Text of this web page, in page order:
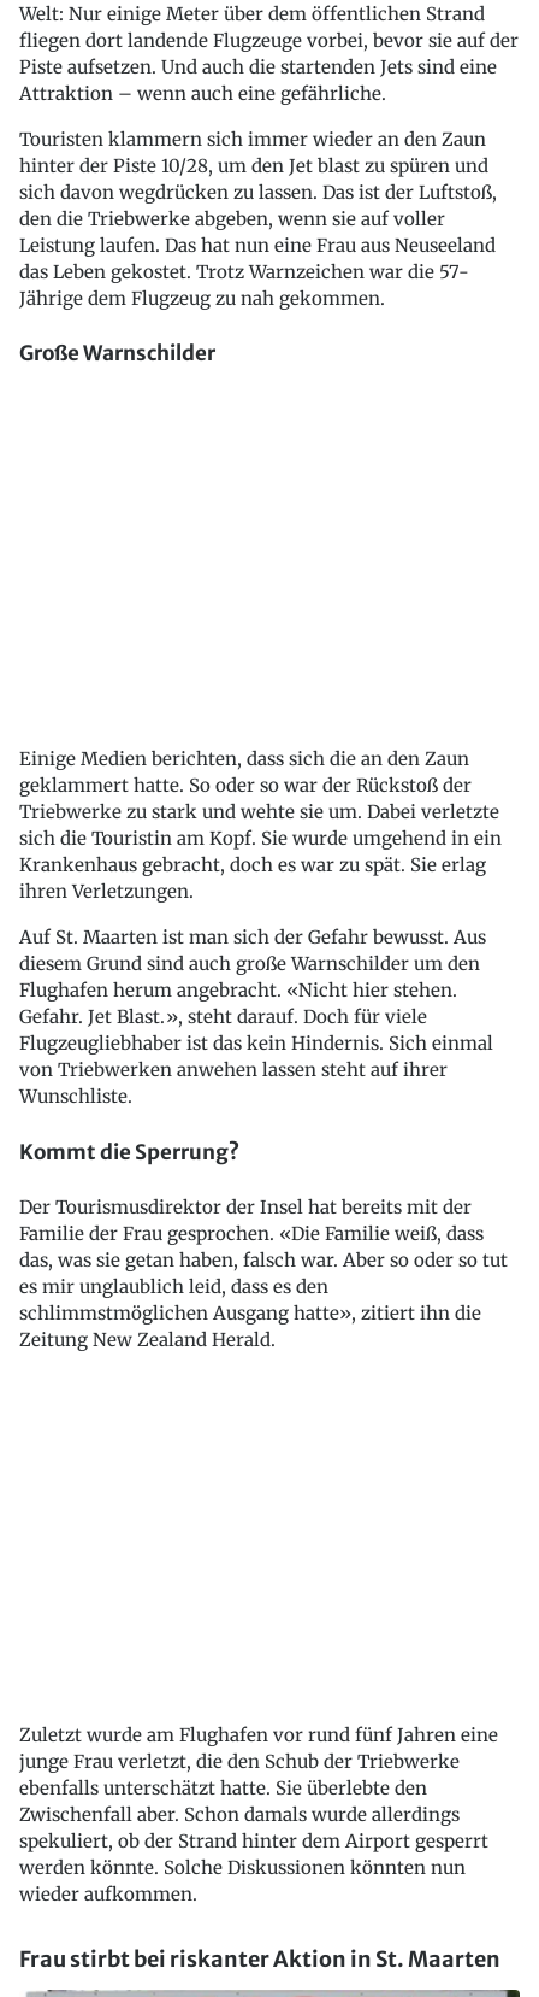
Welt: Nur einige Meter über dem öffentlichen Strand
fliegen dort landende Flugzeuge vorbei, bevor sie auf der
Piste aufsetzen. Und auch die startenden Jets sind eine
Attraktion – wenn auch eine gefährliche.
Touristen klammern sich immer wieder an den Zaun
hinter der Piste 10/28, um den Jet blast zu spüren und
sich davon wegdrücken zu lassen. Das ist der Luftstoß,
den die Triebwerke abgeben, wenn sie auf voller
Leistung laufen. Das hat nun eine Frau aus Neuseeland
das Leben gekostet. Trotz Warnzeichen war die 57-
Jährige dem Flugzeug zu nah gekommen.
Große Warnschilder
Einige Medien berichten, dass sich die an den Zaun
geklammert hatte. So oder so war der Rückstoß der
Triebwerke zu stark und wehte sie um. Dabei verletzte
sich die Touristin am Kopf. Sie wurde umgehend in ein
Krankenhaus gebracht, doch es war zu spät. Sie erlag
ihren Verletzungen.
Auf St. Maarten ist man sich der Gefahr bewusst. Aus
diesem Grund sind auch große Warnschilder um den
Flughafen herum angebracht. «Nicht hier stehen.
Gefahr. Jet Blast.», steht darauf. Doch für viele
Flugzeugliebhaber ist das kein Hindernis. Sich einmal
von Triebwerken anwehen lassen steht auf ihrer
Wunschliste.
Kommt die Sperrung?
Der Tourismusdirektor der Insel hat bereits mit der
Familie der Frau gesprochen. «Die Familie weiß, dass
das, was sie getan haben, falsch war. Aber so oder so tut
es mir unglaublich leid, dass es den
schlimmstmöglichen Ausgang hatte», zitiert ihn die
Zeitung New Zealand Herald.
Zuletzt wurde am Flughafen vor rund fünf Jahren eine
junge Frau verletzt, die den Schub der Triebwerke
ebenfalls unterschätzt hatte. Sie überlebte den
Zwischenfall aber. Schon damals wurde allerdings
spekuliert, ob der Strand hinter dem Airport gesperrt
werden könnte. Solche Diskussionen könnten nun
wieder aufkommen.
Frau stirbt bei riskanter Aktion in St. Maarten